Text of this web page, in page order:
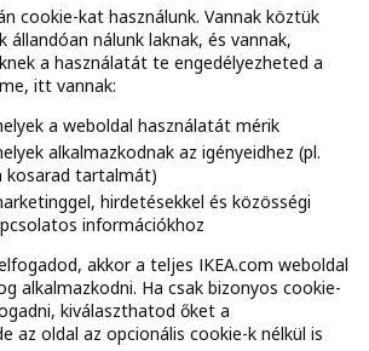
akadálymentesítési nyilatkozat
(szolgáltatások)
cookie-kat használunk. Vannak köztük
állandóan nálunk laknak, és vannak,
a használatát te engedélyezheted a
itt vannak:
a weboldal használatát mérik
alkalmazkodnak az igényeidhez (pl.
kosarad tartalmát)
hirdetésekkel és közösségi
információkhoz
akkor a teljes IKEA.com weboldal
alkalmazkodni. Ha csak bizonyos cookie-
kiválaszthatod őket a
az oldal az opcionális cookie-k nélkül is